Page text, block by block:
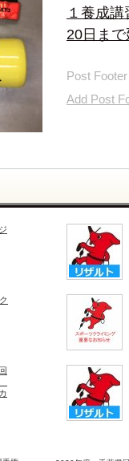
１養成
20日ま
Post
Add Post